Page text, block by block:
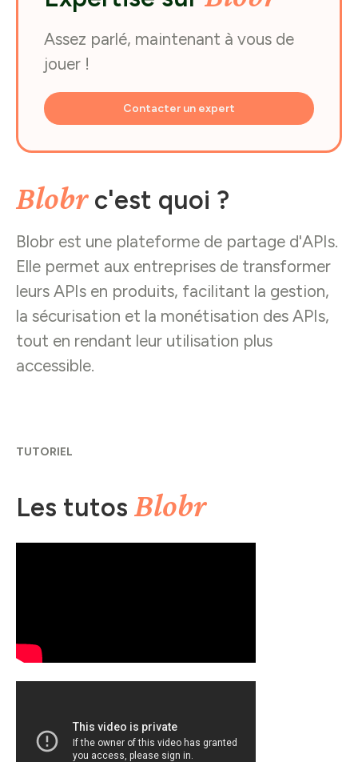
Blobrc'est quoi ?
Blobr est une plateforme de partage d'APIs.
Elle permet aux entreprises de transformer
leurs APIs en produits, facilitant la gestion,
la sécurisation et la monétisation des APIs,
tout en rendant leur utilisation plus
accessible.
TUTORIEL
Les tutos Blobr
Assez parlé, maintenant à vous de
jouer !
Contacter un expert